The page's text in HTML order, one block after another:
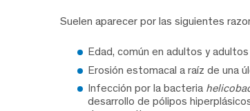
Suelen aparecer por las siguientes
Edad, común en adultos y
Erosión estomacal a raíz de una
Infección por la bacteria
desarrollo de pólipos